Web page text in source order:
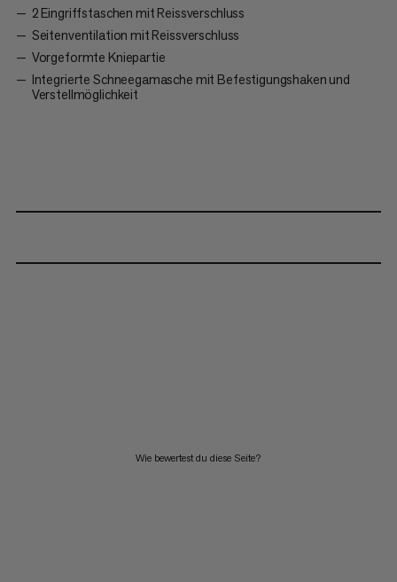
2 Eingriffstaschen mit Reissverschluss
Seitenventilation mit Reissverschluss
Vorgeformte Kniepartie
Integrierte Schneegamasche mit Befestigungshaken und
Verstellmöglichkeit
Wie bewertest du diese Seite?